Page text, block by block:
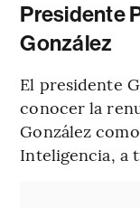
Presidente
González
El presidente
conocer la
González
Inteligencia, a